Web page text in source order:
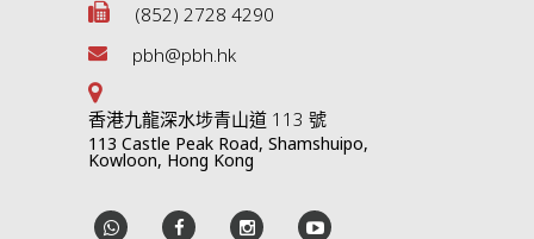
(852) 2728 4290
pbh@pbh.hk
香港九龍深水埗青山道 113 號
113 Castle Peak Road, Shamshuipo,
Kowloon, Hong Kong